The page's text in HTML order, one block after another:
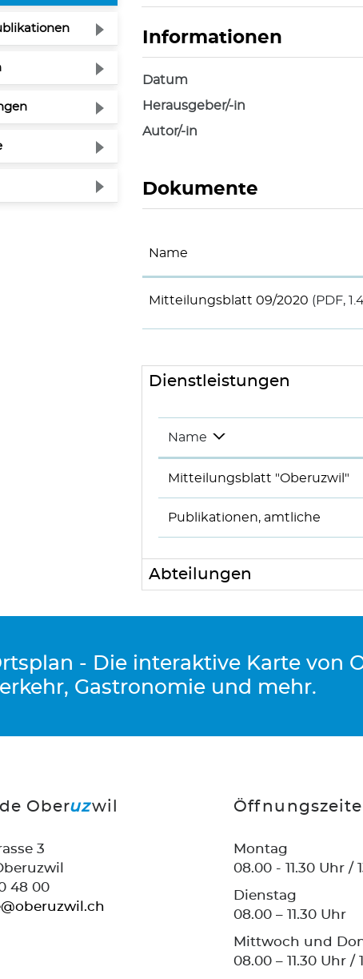
Informationen
Datum
Herausgeber/-in
Autor/-in
Dokumente
Name
Mitteilungsblatt 09/2020 (PDF,
Zugehörige Objekte
Dienstleistungen
Name
Mitteilungsblatt "Oberuzwil"
Publikationen, amtliche
Abteilungen
- Die interaktive Karte von
Gastronomie und mehr.
Oberuzwil
3
48 00
Montag
08.00 - 11.30 Uhr /
Dienstag
08.00 – 11.30 Uhr
Mittwoch und
08.00 – 11.30 Uhr /